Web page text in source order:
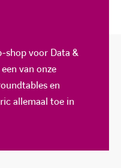
shop voor Data &
van onze
en
allemaal toe in